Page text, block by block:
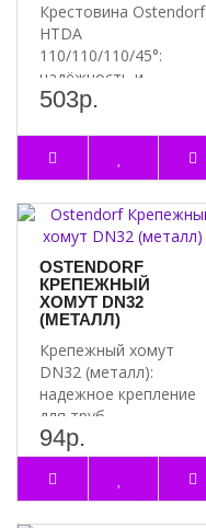
Крестовина Ostendorf
HTDA
110/110/110/45°:
надёжность и
качество в каждой
стоит..
503р.
OSTENDORF
КРЕПЕЖНЫЙ
ХОМУТ DN32
(МЕТАЛЛ)
Крепежный хомут
DN32 (металл):
надежное крепление
для труб
Преимущества
крепежного хомута
DN32 ..
94р.